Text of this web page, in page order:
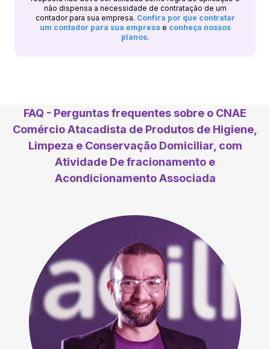
não dispensa a necessidade de contratação de um
contador para sua empresa. Confira por que contratar
um contador para sua empresa e conheça nossos
planos.
FAQ - Perguntas frequentes sobre o CNAE
Comércio Atacadista de Produtos de Higiene,
Limpeza e Conservação Domiciliar, com
Atividade De fracionamento e
Acondicionamento Associada